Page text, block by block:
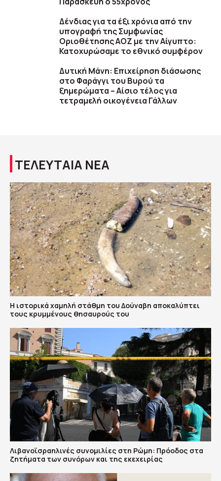
Δένδιας για τα έξι χρόνια από την
υπογραφή της Συμφωνίας
Οριοθέτησης ΑΟΖ με την Αίγυπτο:
Κατοχυρώσαμε το εθνικό συμφέρον
Δυτική Μάνη: Επιχείρηση διάσωσης
στο Φαράγγι του Βυρού τα
ξημερώματα – Αίσιο τέλος για
τετραμελή οικογένεια Γάλλων
ΤΕΛΕΥΤΑΙΑ ΝΕΑ
Η ιστορικά χαμηλή στάθμη του Δούναβη αποκαλύπτει
τους κρυμμένους θησαυρούς του
Λιβανοϊσραηλινές συνομιλίες στη Ρώμη: Πρόοδος στα
ζητήματα των συνόρων και της εκεχειρίας